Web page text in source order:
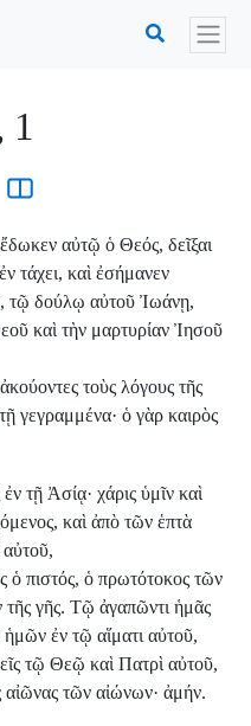
αὐτῷ ὁ Θεός, δεῖξαι
τάχει, καὶ ἐσήμανεν
τῷ δούλῳ αὐτοῦ Ἰωάνῃ,
καὶ τὴν μαρτυρίαν Ἰησοῦ
τοὺς λόγους τῆς
γεγραμμένα· ὁ γὰρ καιρὸς
τῇ Ἀσίᾳ· χάρις ὑμῖν καὶ
καὶ ἀπὸ τῶν ἑπτὰ
ὁ πιστός, ὁ πρωτότοκος τῶν
γῆς. Τῷ ἀγαπῶντι ἡμᾶς
ἐν τῷ αἵματι αὐτοῦ,
τῷ Θεῷ καὶ Πατρὶ αὐτοῦ,
αἰῶνας τῶν αἰώνων· ἀμήν.